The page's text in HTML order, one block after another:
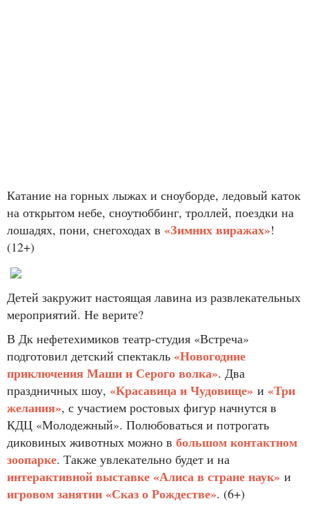
Катание на горных лыжах и сноуборде, ледовый каток
на открытом небе, сноутюббинг, троллей, поездки на
лошадях, пони, снегоходах в «Зимних виражах»!
(12+)
Детей закружит настоящая лавина из развлекательных
мероприятий. Не верите?
В Дк нефетехимиков театр-студия «Встреча»
подготовил детский спектакль «Новогодние
приключения Маши и Серого волка». Два
праздничных шоу, «Красавица и Чудовище» и «Три
желания», с участием ростовых фигур начнутся в
КДЦ «Молодежный». Полюбоваться и потрогать
диковиных животных можно в большом контактном
зоопарке. Также увлекательно будет и на
интерактивной выставке «Алиса в стране наук» и
игровом занятии «Сказ о Рождестве». (6+)